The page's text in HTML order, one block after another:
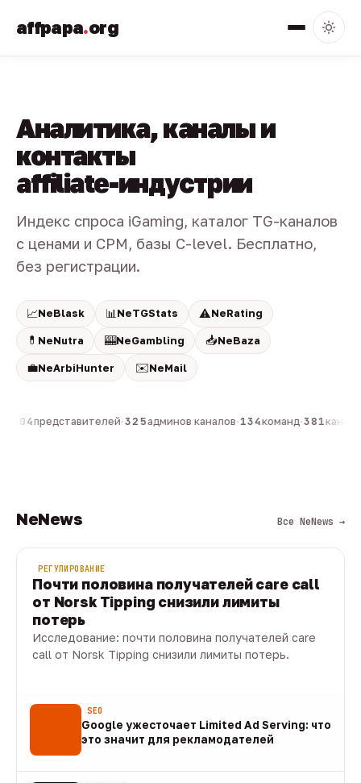
affpapa.org
Аналитика, каналы и
контакты
affiliate-индустрии
Индекс спроса iGaming, каталог TG-каналов
с ценами и CPM, базы C-level. Бесплатно,
без регистрации.
📈NeBlask 📊 NeTGStats ⚠️NeRating
💊 NeNutra 🎰NeGambling 📥NeBaza
💼NeArbiHunter ✉️NeMail
804представителей·325админов каналов·134команд·381
NeNews Все NeNews →
РЕГУЛИРОВАНИЕ
Почти половина получателей care call
от Norsk Tipping снизили лимиты
потерь
Исследование: почти половина получателей care
call от Norsk Tipping снизили лимиты потерь.
SEO
Google ужесточает Limited Ad Serving: что
это значит для рекламодателей